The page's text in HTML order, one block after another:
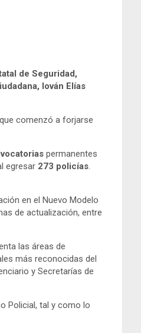
de Seguridad,
Iován Elías
comenzó a forjarse
permanentes
egresar 273 policías.
en el Nuevo Modelo
de actualización, entre
las áreas de
más reconocidas del
y Secretarías de
Policial, tal y como lo